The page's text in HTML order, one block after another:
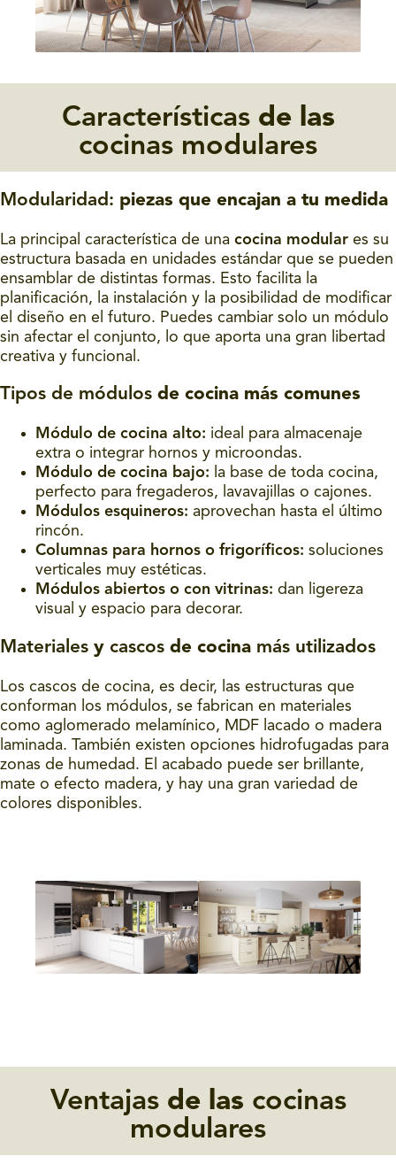
Características de las
cocinas modulares
Modularidad: piezas que encajan a tu medida
La principal característica de una cocina modular es su
estructura basada en unidades estándar que se pueden
ensamblar de distintas formas. Esto facilita la
planificación, la instalación y la posibilidad de modificar
el diseño en el futuro. Puedes cambiar solo un módulo
sin afectar el conjunto, lo que aporta una gran libertad
creativa y funcional.
Tipos de módulos de cocina más comunes
Módulo de cocina alto: ideal para almacenaje
extra o integrar hornos y microondas.
Módulo de cocina bajo: la base de toda cocina,
perfecto para fregaderos, lavavajillas o cajones.
Módulos esquineros: aprovechan hasta el último
rincón.
Columnas para hornos o frigoríficos: soluciones
verticales muy estéticas.
Módulos abiertos o con vitrinas: dan ligereza
visual y espacio para decorar.
Materiales y cascos de cocina más utilizados
Los cascos de cocina, es decir, las estructuras que
conforman los módulos, se fabrican en materiales
como aglomerado melamínico, MDF lacado o madera
laminada. También existen opciones hidrofugadas para
zonas de humedad. El acabado puede ser brillante,
mate o efecto madera, y hay una gran variedad de
colores disponibles.
Ventajasde las cocinas
modulares